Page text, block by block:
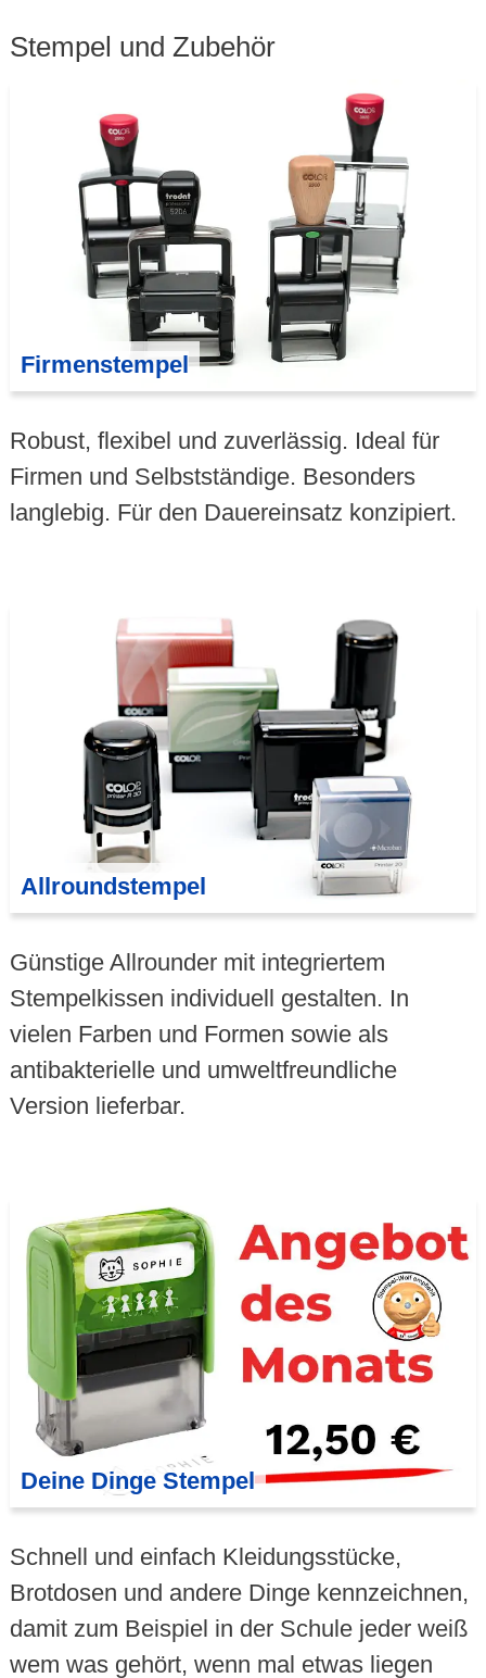
Stempel und Zubehör
Firmenstempel
Robust, flexibel und zuverlässig. Ideal für
Firmen und Selbstständige. Besonders
langlebig. Für den Dauereinsatz konzipiert.
Allroundstempel
Günstige Allrounder mit integriertem
Stempelkissen individuell gestalten. In
vielen Farben und Formen sowie als
antibakterielle und umweltfreundliche
Version lieferbar.
Deine Dinge Stempel
Schnell und einfach Kleidungsstücke,
Brotdosen und andere Dinge kennzeichnen,
damit zum Beispiel in der Schule jeder weiß
wem was gehört, wenn mal etwas liegen